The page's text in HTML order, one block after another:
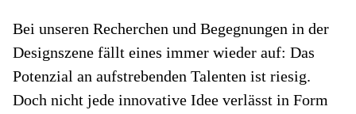
Bei unseren Recherchen und Begegnungen in der
Designszene fällt eines immer wieder auf: Das
Potenzial an aufstrebenden Talenten ist riesig.
Doch nicht jede innovative Idee verlässt in Form